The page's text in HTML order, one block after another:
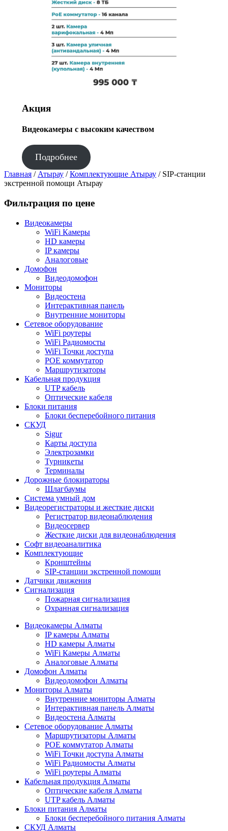
Акция
Видеокамеры с высоким качеством
Подробнее
Главная / Атырау /Комплектующие Атырау / SIP-станции
экстренной помощи Атырау
Фильтрация по цене
Видеокамеры
WiFi Камеры
HD камеры
IP камеры
Аналоговые
Домофон
Видеодомофон
Мониторы
Видеостена
Интерактивная панель
Внутренние мониторы
Сетевое оборудование
WiFi роутеры
WiFi Радиомосты
WiFi Точки доступа
POE коммутатор
Маршрутизаторы
Кабельная продукция
UTP кабель
Оптические кабеля
Блоки питания
Блоки бесперебойного питания
СКУД
Sigur
Карты доступа
Электрозамки
Турникеты
Терминалы
Дорожные блокираторы
Шлагбаумы
Cистема умный дом
Видеорегистраторы и жесткие диски
Регистратор видеонаблюдения
Видеосервер
Жесткие диски для видеонаблюдения
Софт видеоаналитика
Комплектующие
Кронштейны
SIP-станции экстренной помощи
Датчики движения
Сигнализация
Пожарная сигнализация
Охранная сигнализация
Видеокамеры Алматы
IP камеры Алматы
HD камеры Алматы
WiFi Камеры Алматы
Аналоговые Алматы
Домофон Алматы
Видеодомофон Алматы
Мониторы Алматы
Внутренние мониторы Алматы
Интерактивная панель Алматы
Видеостена Алматы
Сетевое оборудование Алматы
Маршрутизаторы Алматы
POE коммутатор Алматы
WiFi Точки доступа Алматы
WiFi Радиомосты Алматы
WiFi роутеры Алматы
Кабельная продукция Алматы
Оптические кабеля Алматы
UTP кабель Алматы
Блоки питания Алматы
Блоки бесперебойного питания Алматы
СКУД Алматы